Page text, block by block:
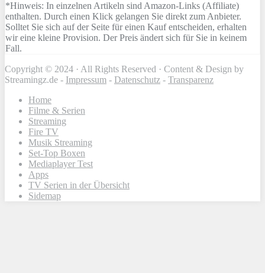
*Hinweis: In einzelnen Artikeln sind Amazon-Links (Affiliate)
enthalten. Durch einen Klick gelangen Sie direkt zum Anbieter.
Solltet Sie sich auf der Seite für einen Kauf entscheiden, erhalten
wir eine kleine Provision. Der Preis ändert sich für Sie in keinem
Fall.
Copyright © 2024 · All Rights Reserved · Content & Design by
Streamingz.de - Impressum - Datenschutz - Transparenz
Home
Filme & Serien
Streaming
Fire TV
Musik Streaming
Set-Top Boxen
Mediaplayer Test
Apps
TV Serien in der Übersicht
Sidemap